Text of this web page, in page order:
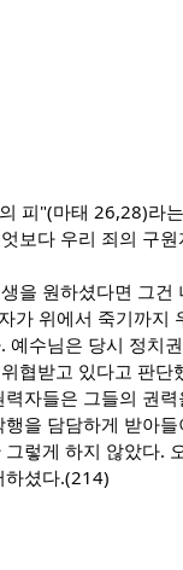
피"(마태 26,28)라
보다 우리 죄의 구
을 원하셨다면 그건
가 위에서 죽기까지
수님은 당시 정치
협받고 있다고 판
자들은 그들의 권
을 담담하게 받아
렇게 하지 않았다.
하셨다.(214)